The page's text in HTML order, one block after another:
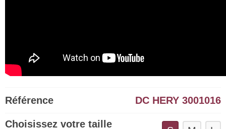
Référence DC HERY 3001016
Choisissez votre taille